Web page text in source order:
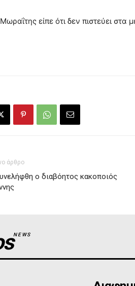
είπε ότι δεν πιστεύει
άρθρο
ο διαβόητος κακοποιός
NEWS